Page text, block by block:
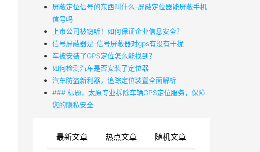
屏蔽定位信号的东西叫什么-屏蔽定位器能屏蔽手机
信号吗
上市公司被窃听！如何保证企业信息安全？
信号屏蔽器是-信号屏蔽器对gps有没有干扰
车被安装了GPS定位怎么能找到？
如何检测汽车是否安装了定位器
汽车防盗新利器，追踪定位装置全面解析
### 标题，太原专业拆除车辆GPS定位服务，保障
您的隐私安全
最新文章 热点文章 随机文章